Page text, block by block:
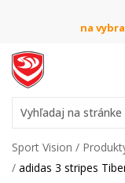
na
Vyhľadaj na stránke
Sport Vision
adidas 3 stripes